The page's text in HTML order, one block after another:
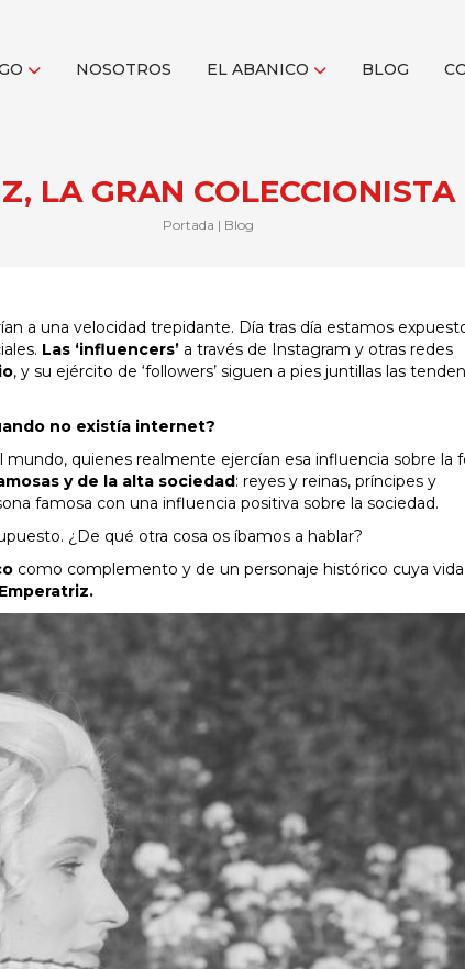
NOSOTROS EL ABANICO BLOG
LA GRAN
Portada | Blog
a una velocidad trepidante. Día tras día estamos
Las ‘influencers’ a través de Instagram y otras redes
, y su ejército de ‘followers’ siguen a pies juntillas las
no existía internet?
quienes realmente ejercían esa influencia sobre la
y de la alta sociedad : reyes y reinas, príncipes y
famosa con una influencia positiva sobre la sociedad.
¿De qué otra cosa os íbamos a hablar?
como complemento y de un personaje histórico cuya